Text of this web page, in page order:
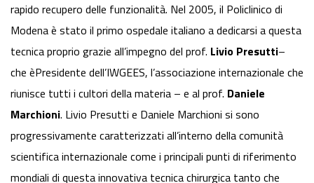
rapido recupero delle funzionalità. Nel 2005, il Policlinico di
Modena è stato il primo ospedale italiano a dedicarsi a questa
tecnica proprio grazie all’impegno del prof. Livio Presutti–
che èPresidente dell’IWGEES, l’associazione internazionale che
riunisce tutti i cultori della materia – e al prof. Daniele
Marchioni. Livio Presutti e Daniele Marchioni si sono
progressivamente caratterizzati all’interno della comunità
scientifica internazionale come i principali punti di riferimento
mondiali di questa innovativa tecnica chirurgica tanto che